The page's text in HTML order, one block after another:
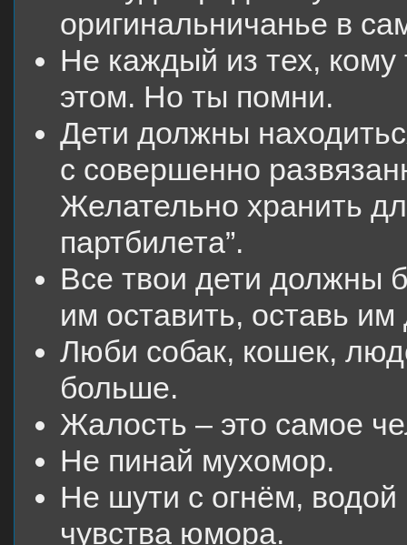
оригинальничанье в
Не каждый из тех,
этом. Но ты помни.
Дети должны
с совершенно
Желательно хранить
партбилета”.
Все твои дети должны
им оставить, оставь им
Люби собак, кошек,
больше.
Жалость – это самое
Не пинай мухомор.
Не шути с огнём,
чувства юмора.